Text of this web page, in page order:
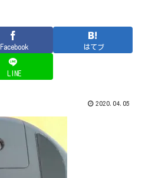
Facebook はてブ
LINE
2020.04.05